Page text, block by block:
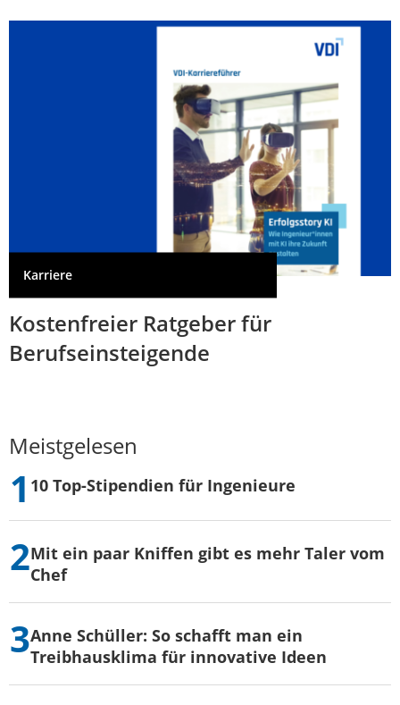
Karriere
Kostenfreier Ratgeber für
Berufseinsteigende
Meistgelesen
10 Top-Stipendien für Ingenieure
Mit ein paar Kniffen gibt es mehr Taler vom
Chef
Anne Schüller: So schafft man ein
Treibhausklima für innovative Ideen